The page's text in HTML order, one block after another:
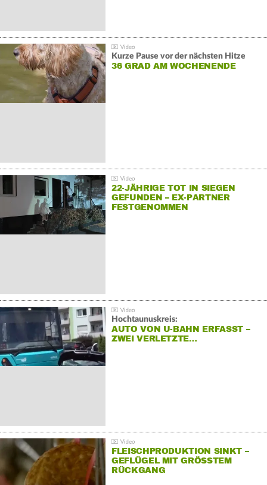
Kurze Pause vor der nächsten Hitze
36 GRAD AM WOCHENENDE
22-JÄHRIGE TOT IN SIEGEN
GEFUNDEN – EX-PARTNER
FESTGENOMMEN
Hochtaunuskreis:
AUTO VON U-BAHN ERFASST –
ZWEI VERLETZTE…
FLEISCHPRODUKTION SINKT –
GEFLÜGEL MIT GRÖSSTEM R
ÜCKGANG